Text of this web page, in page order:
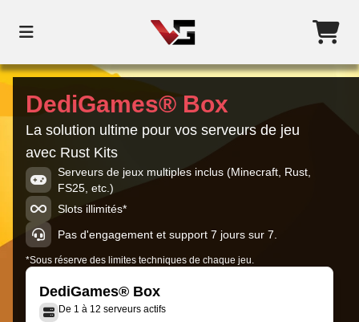
DediGames® Box
La solution ultime pour vos serveurs de jeu
avec Rust Kits
Serveurs de jeux multiples inclus (Minecraft, Rust,
FS25, etc.)
Slots illimités*
Pas d'engagement et support 7 jours sur 7.
*Sous réserve des limites techniques de chaque jeu.
DediGames® Box
De 1 à 12 serveurs actifs